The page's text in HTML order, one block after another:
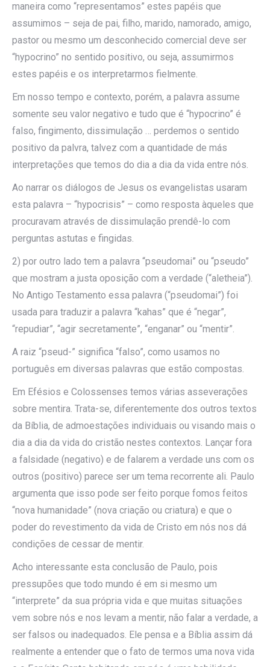
maneira como “representamos” estes papéis que
assumimos – seja de pai, filho, marido, namorado, amigo,
pastor ou mesmo um desconhecido comercial deve ser
“hypocrino” no sentido positivo, ou seja, assumirmos
estes papéis e os interpretarmos fielmente.
Em nosso tempo e contexto, porém, a palavra assume
somente seu valor negativo e tudo que é “hypocrino” é
falso, fingimento, dissimulação … perdemos o sentido
positivo da palvra, talvez com a quantidade de más
interpretações que temos do dia a dia da vida entre nós.
Ao narrar os diálogos de Jesus os evangelistas usaram
esta palavra – “hypocrisis” – como resposta àqueles que
procuravam através de dissimulação prendê-lo com
perguntas astutas e fingidas.
2) por outro lado tem a palavra “pseudomai” ou “pseudo”
que mostram a justa oposição com a verdade (“aletheia”).
No Antigo Testamento essa palavra (“pseudomai”) foi
usada para traduzir a palavra “kahas” que é “negar”,
“repudiar”, “agir secretamente”, “enganar” ou “mentir”.
A raiz “pseud-” significa “falso”, como usamos no
português em diversas palavras que estão compostas.
Em Efésios e Colossenses temos várias asseverações
sobre mentira. Trata-se, diferentemente dos outros textos
da Bíblia, de admoestações individuais ou visando mais o
dia a dia da vida do cristão nestes contextos. Lançar fora
a falsidade (negativo) e de falarem a verdade uns com os
outros (positivo) parece ser um tema recorrente ali. Paulo
argumenta que isso pode ser feito porque fomos feitos
“nova humanidade” (nova criação ou criatura) e que o
poder do revestimento da vida de Cristo em nós nos dá
condições de cessar de mentir.
Acho interessante esta conclusão de Paulo, pois
pressupões que todo mundo é em si mesmo um
“interprete” da sua própria vida e que muitas situações
vem sobre nós e nos levam a mentir, não falar a verdade, a
ser falsos ou inadequados. Ele pensa e a Bíblia assim dá
realmente a entender que o fato de termos uma nova vida